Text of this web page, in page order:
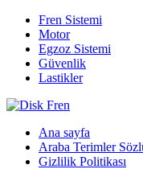
Skip
content
Fren Sistemi
Motor
Egzoz Sistemi
Güvenlik
Lastikler
Ana sayfa
Araba Terimler
Gizlilik Politikası